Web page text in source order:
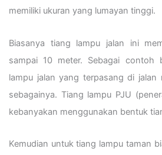
memiliki ukuran yang lumayan tinggi.
Biasanya tiang lampu jalan ini
sampai 10 meter. Sebagai contoh
lampu jalan yang terpasang di jalan
sebagainya. Tiang lampu PJU
kebanyakan menggunakan bentuk
Kemudian untuk tiang lampu taman